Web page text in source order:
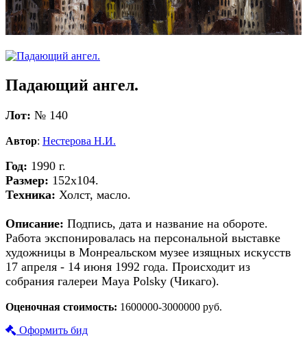
Падающий ангел.
Лот: № 140
Автор: Нестерова Н.И.
Год: 1990 г.
Размер: 152х104.
Техника: Холст, масло.
Описание: Подпись, дата и название на обороте.
Работа экспонировалась на персональной выставке
художницы в Монреальском музее изящных искусств
17 апреля - 14 июня 1992 года. Происходит из
собрания галереи Maya Polsky (Чикаго).
Оценочная стоимость: 1600000-3000000 руб.
Оформить бид